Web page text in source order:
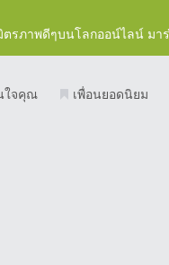
รภาพดีๆบนโลกออน์ไลน์ มา
ใจคุณ เพื่อนยอดนิยม